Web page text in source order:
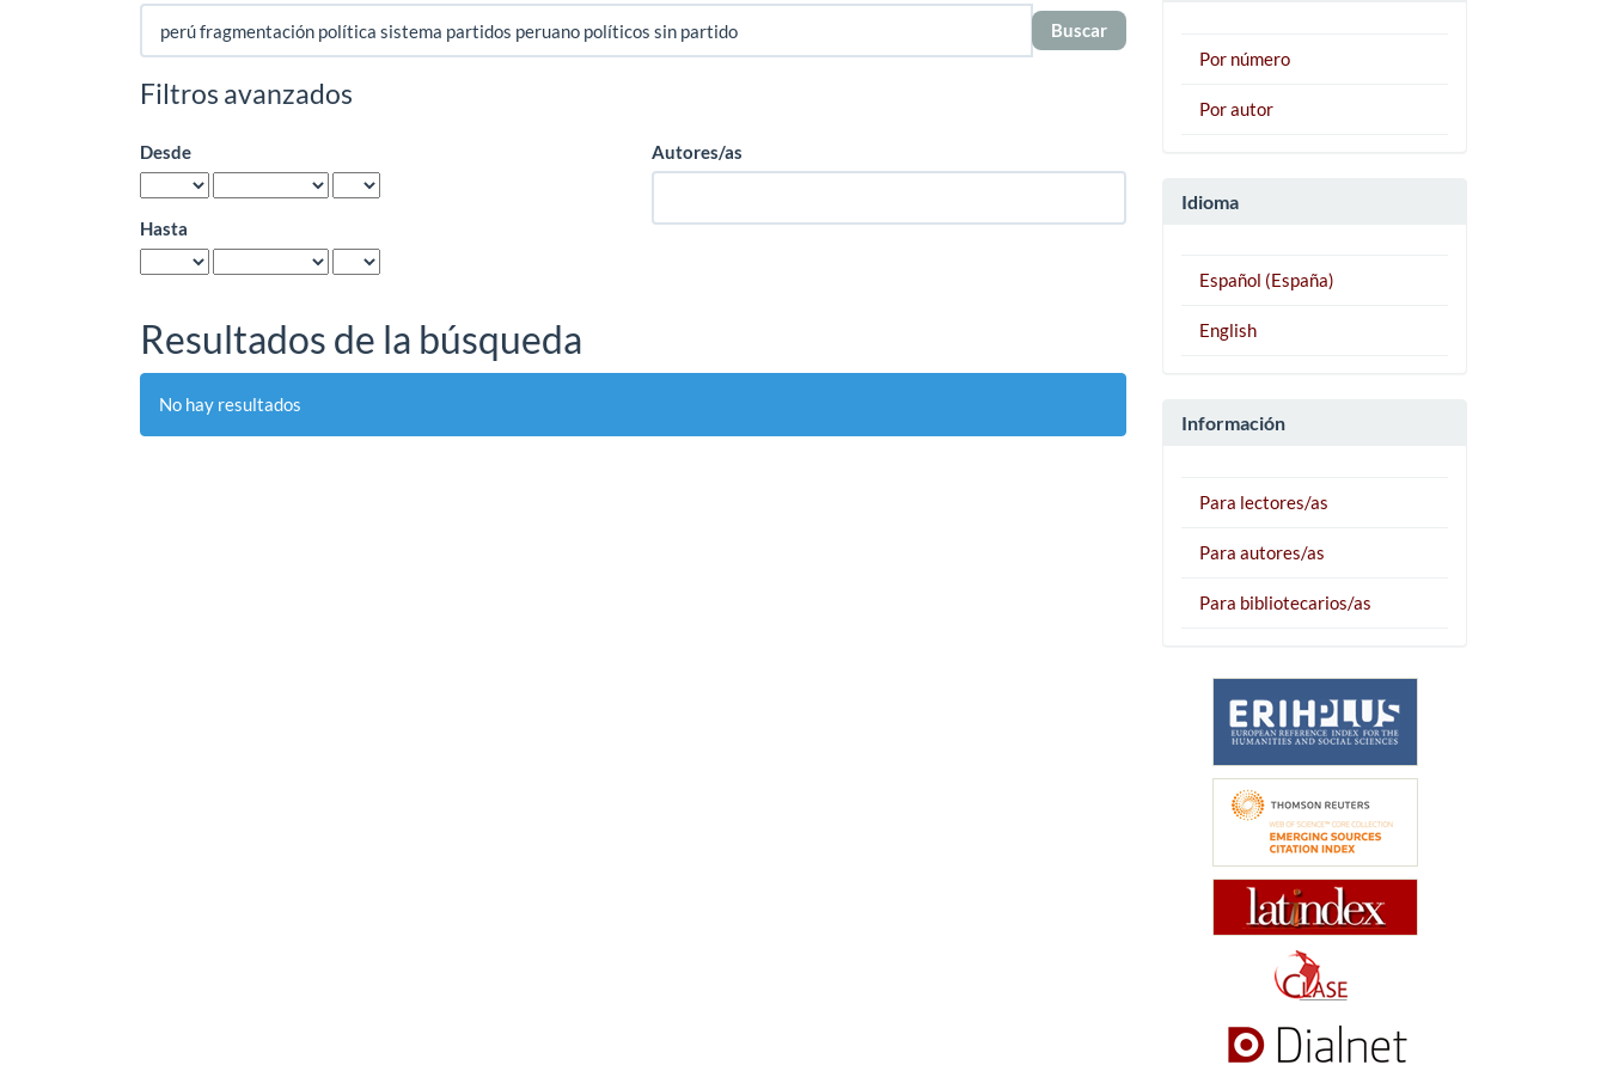
Buscar
artículos
por
Filtros avanzados
Desde
Hasta
Autores/as
Resultados de la búsqueda
No hay resultados
Por número
Por autor
Idioma
Español (España)
English
Información
Para lectores/as
Para autores/as
Para bibliotecarios/as